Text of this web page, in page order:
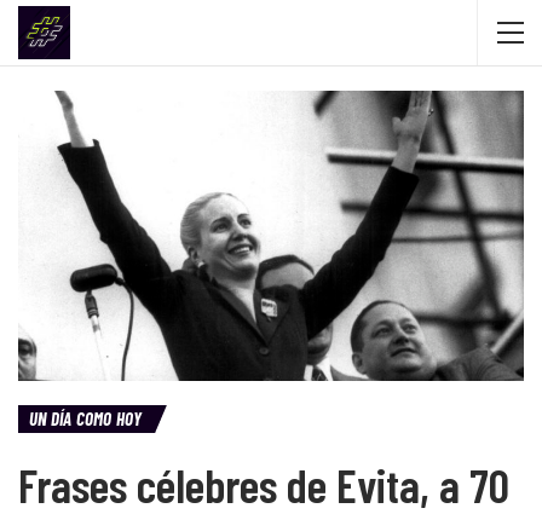
UN DÍA COMO HOY
Frases célebres de Evita, a 70